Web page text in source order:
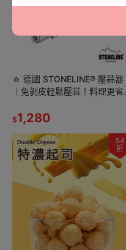
🧄 德國 STONELINE® 壓蒜器
｜免剝皮輕鬆壓蒜！料理更省
$1,280
54
折